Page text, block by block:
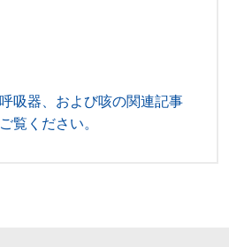
吸器、および咳の関連記事
覧ください。